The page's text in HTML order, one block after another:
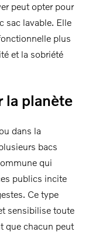
peut opter pour
sac lavable. Elle
plus
et la sobriété
la planète
dans la
bacs
qui
publics incite
Ce type
sensibilise toute
que chacun peut